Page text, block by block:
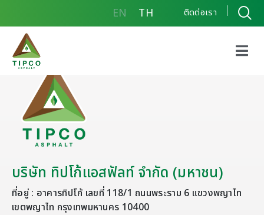
EN TH ติดต่อเรา
บริษัท ทิปโก้แอสฟัลท์ จำกัด (มหาชน)
ที่อยู่ : อาคารทิปโก้ เลขที่ 118/1 ถนนพระราม 6 แขวงพญาไท
เขตพญาไท กรุงเทพมหานคร 10400